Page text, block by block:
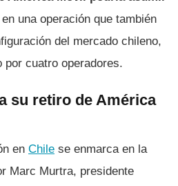
en una operación que también
del mercado chileno,
por cuatro operadores.
su retiro de América
en Chile se enmarca en la
Marc Murtra, presidente